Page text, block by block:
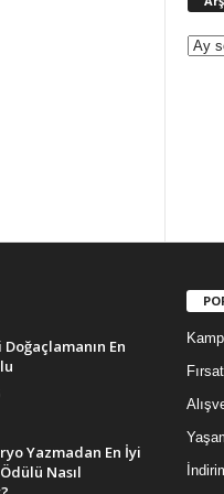
Doğaçlamanın En
Yazmadan En İyi
Nasıl